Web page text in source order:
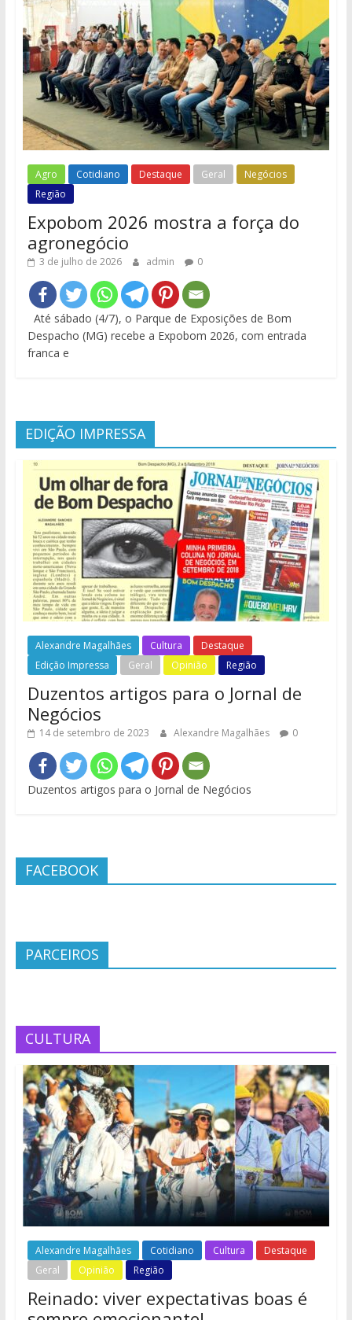
Agro Cotidiano Destaque Geral
Negócios
Região
Expobom 2026 mostra a força do
agronegócio
3 de julho de 2026 admin 0
Até sábado (4/7), o Parque de Exposições de Bom
Despacho (MG) recebe a Expobom 2026, com entrada
franca e
EDIÇÃO IMPRESSA
Alexandre Magalhães Cultura
Destaque
Edição Impressa
Geral Opinião Região
Duzentos artigos para o Jornal de
Negócios
14 de setembro de 2023 Alexandre Magalhães 0
Duzentos artigos para o Jornal de Negócios
FACEBOOK
PARCEIROS
CULTURA
Alexandre Magalhães Cotidiano Cultura
Destaque
Geral
Opinião Região
Reinado: viver expectativas boas é